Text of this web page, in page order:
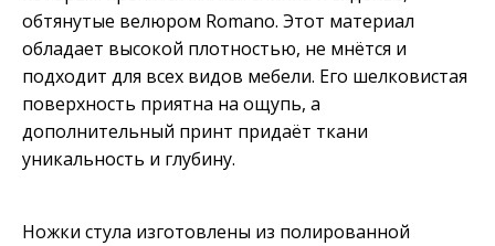
обтянутые велюром Romano. Этот материал
обладает высокой плотностью, не мнётся и
подходит для всех видов мебели. Его шелковистая
поверхность приятна на ощупь, а
дополнительный принт придаёт ткани
уникальность и глубину.
Ножки стула изготовлены из полированной